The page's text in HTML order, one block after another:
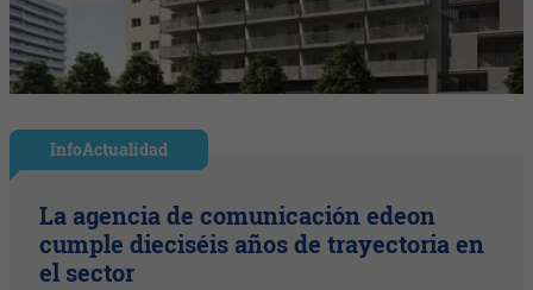
InfoActualidad
La agencia de comunicación edeon
cumple dieciséis años de trayectoria en
el sector